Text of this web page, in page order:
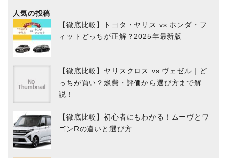
人気の投稿
【徹底比較】トヨタ・ヤリス vs ホンダ・フ
ィットどっちが正解？2025年最新版
【徹底比較】ヤリスクロス vs ヴェゼル｜ど
っちが買い？燃費・評価から選び方まで解
説！
【徹底比較】初心者にもわかる！ムーヴとワ
ゴンRの違いと選び方